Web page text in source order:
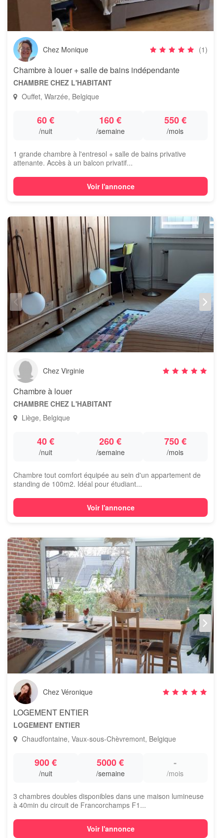
Chez Monique (1)
Chambre à louer + salle de bains indépendante
CHAMBRE CHEZ L'HABITANT
Ouffet, Warzée, Belgique
60 €
/nuit
160 €
/semaine
550 €
/mois
1 grande chambre à l'entresol + salle de bains privative
attenante. Accès à un balcon privatif...
Voir l'annonce
Chez Virginie
Chambre à louer
CHAMBRE CHEZ L'HABITANT
Liège, Belgique
40 €
/nuit
260 €
/semaine
750 €
/mois
Chambre tout comfort équipée au sein d'un appartement de
standing de 100m2. Idéal pour étudiant...
Voir l'annonce
Chez Véronique
LOGEMENT ENTIER
LOGEMENT ENTIER
Chaudfontaine, Vaux-sous-Chèvremont, Belgique
900 €
/nuit
5000 €
/semaine
-
/mois
3 chambres doubles disponibles dans une maison lumineuse
à 40min du circuit de Francorchamps F1...
Voir l'annonce